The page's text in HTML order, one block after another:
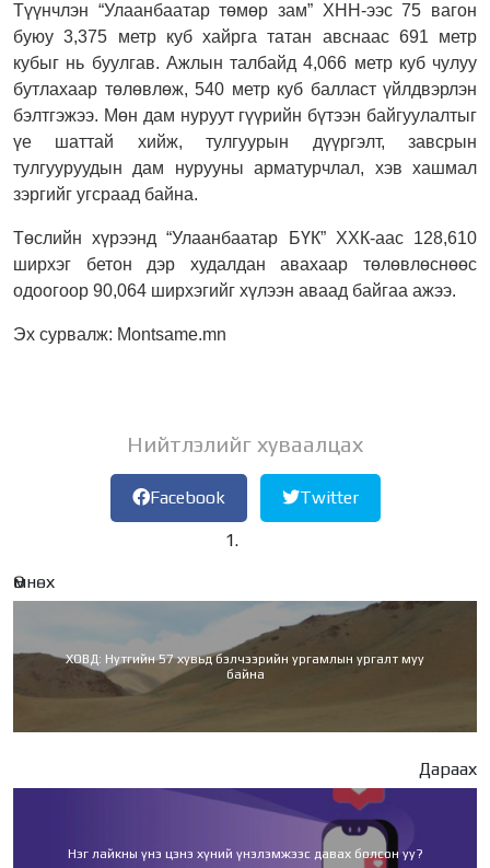
Түүнчлэн “Улаанбаатар төмөр зам” ХНН-ээс 75 вагон
буюу 3,375 метр куб хайрга татан авснаас 691 метр
кубыг нь буулгав. Ажлын талбайд 4,066 метр куб чулуу
бутлахаар төлөвлөж, 540 метр куб балласт үйлдвэрлэн
бэлтгэжээ. Мөн дам нуруут гүүрийн бүтээн байгуулалтыг
үе шаттай хийж, тулгуурын дүүргэлт, завсрын
тулгууруудын дам нурууны арматурчлал, хэв хашмал
зэргийг угсраад байна.
Төслийн хүрээнд “Улаанбаатар БҮК” ХХК-аас 128,610
ширхэг бетон дэр худалдан авахаар төлөвлөснөөс
одоогоор 90,064 ширхэгийг хүлээн аваад байгаа ажээ.
Эх сурвалж: Montsame.mn
Нийтлэлийг хуваалцах
Facebook Twitter
Өмнөх
ХОВД: Нутгийн 57 хувьд бэлчээрийн ургамлын ургалт муу
байна
Дараах
Нэг лайкны үнэ цэнэ хүний үнэлэмжээс давах болсон уу?